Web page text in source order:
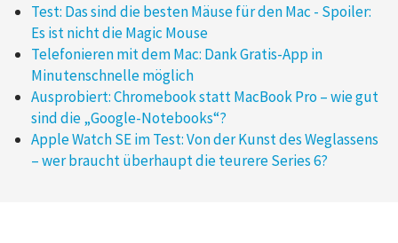
Test: Das sind die besten Mäuse für den Mac - Spoiler:
Es ist nicht die Magic Mouse
Telefonieren mit dem Mac: Dank Gratis-App in
Minutenschnelle möglich
Ausprobiert: Chromebook statt MacBook Pro – wie gut
sind die „Google-Notebooks“?
Apple Watch SE im Test: Von der Kunst des Weglassens
– wer braucht überhaupt die teurere Series 6?